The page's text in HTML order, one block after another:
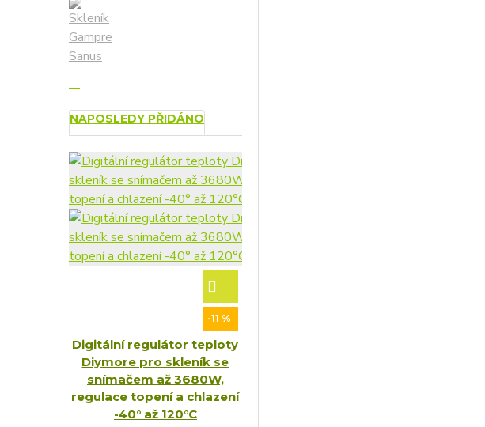
NAPOSLEDY PŘIDÁNO
-11 %
Digitální regulátor teploty
Diymore pro skleník se
snímačem až 3680W,
regulace topení a chlazení
-40° až 120°C